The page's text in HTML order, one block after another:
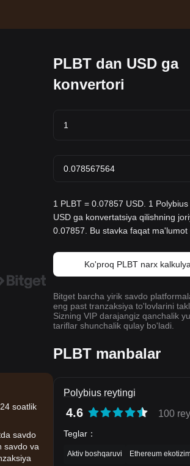
soatlik
savdo
savdo va
PLBT dan USD ga
konvertori
1 PLBT = 0.07857 USD. 1
USD ga konvertatsiya qilishning
0.07857. Bu stavka faqat ma'lumot
Ko'proq PLBT narx
Bitget barcha yirik savdo
eng past tranzaksiya to'lovlarini
Sizning VIP darajangiz qanchalik
tariflar shunchalik qulay bo'ladi.
PLBT manbalar
Polybius reytingi
4.6 100
Teglar ：
Aktiv boshqaruvi Ethereum